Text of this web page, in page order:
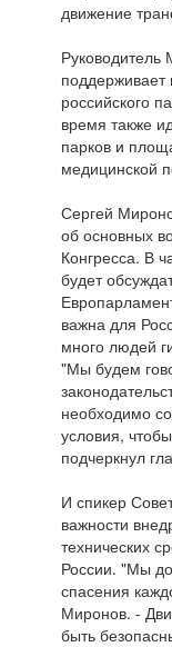
движение
поддерживает
российского
время также
парков и
медицинской
Сергей
об основных
Конгресса. В
будет
важна для
много людей
"Мы будем
необходимо
условия,
подчеркнул
И спикер
важности
технических
России. "Мы
спасения
Миронов. -
быть